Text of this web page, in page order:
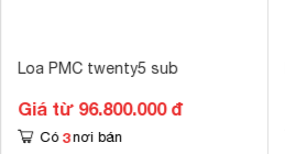
Loa PMC twenty5 sub
Giá từ 96.800.000 đ
Có 3 nơi bán